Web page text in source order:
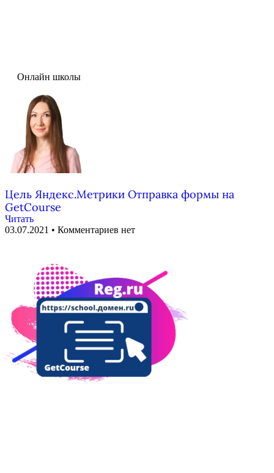
Онлайн школы
Цель Яндекс.Метрики Отправка формы на
GetCourse
Читать
03.07.2021
Комментариев нет